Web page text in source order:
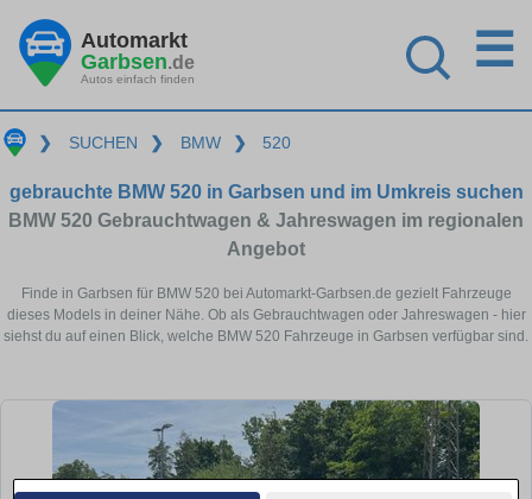
Automarkt
Garbsen.de
Autos einfach finden
☰
❯ SUCHEN ❯ BMW ❯ 520
gebrauchte BMW 520 in Garbsen und im Umkreis suchen
BMW 520 Gebrauchtwagen & Jahreswagen im regionalen
Angebot
Finde in Garbsen für BMW 520 bei Automarkt-Garbsen.de gezielt Fahrzeuge
dieses Models in deiner Nähe. Ob als Gebrauchtwagen oder Jahreswagen - hier
siehst du auf einen Blick, welche BMW 520 Fahrzeuge in Garbsen verfügbar sind.